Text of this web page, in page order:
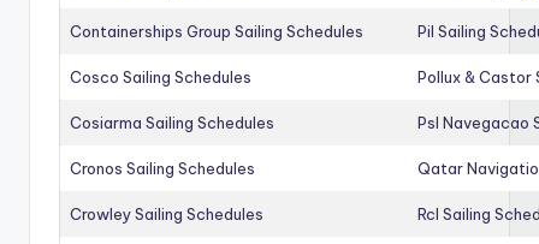
Containerships Group Sailing Schedules Pil Sailing
Cosco Sailing Schedules Pollux & Castor
Cosiarma Sailing Schedules Psl Navegacao
Cronos Sailing Schedules Qatar
Crowley Sailing Schedules Rcl Sailing